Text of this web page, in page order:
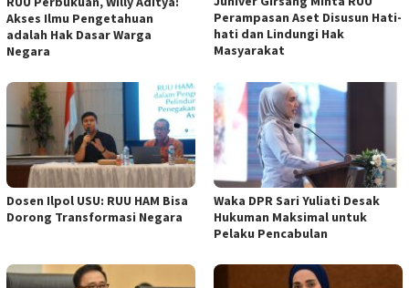
Akses Ilmu Pengetahuan
adalah Hak Dasar Warga
Negara
Perampasan Aset Disusun Hati-
hati dan Lindungi Hak
Masyarakat
Dosen Ilpol USU: RUU HAM Bisa
Dorong Transformasi Negara
Waka DPR Sari Yuliati Desak
Hukuman Maksimal untuk
Pelaku Pencabulan